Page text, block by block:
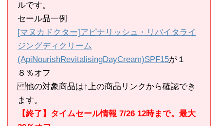
ルです。
セール品一例
[マヌカドクター]アピナリッシュ・リバイタライ
ジングディクリーム
(ApiNourishRevitalisingDayCream)SPF15が１
８％オフ
他の対象商品は↑上の商品リンクから確認でき
ます。
【終了】タイムセール情報 7/26 12時まで。最大